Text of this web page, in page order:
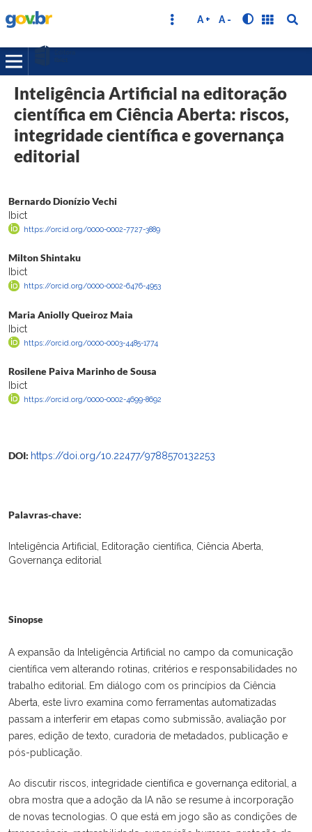
A + A -
Inteligência Artificial na editoração
científica em Ciência Aberta: riscos,
integridade científica e governança
editorial
Bernardo Dionízio Vechi
Ibict
https://orcid.org/0000-0002-7727-3889
Milton Shintaku
Ibict
https://orcid.org/0000-0002-6476-4953
Maria Aniolly Queiroz Maia
Ibict
https://orcid.org/0000-0003-4485-1774
Rosilene Paiva Marinho de Sousa
Ibict
https://orcid.org/0000-0002-4699-8692
DOI: https://doi.org/10.22477/9788570132253
Palavras-chave:
Inteligência Artificial, Editoração científica, Ciência Aberta,
Governança editorial
Sinopse
A expansão da Inteligência Artificial no campo da comunicação
científica vem alterando rotinas, critérios e responsabilidades no
trabalho editorial. Em diálogo com os princípios da Ciência
Aberta, este livro examina como ferramentas automatizadas
passam a interferir em etapas como submissão, avaliação por
pares, edição de texto, curadoria de metadados, publicação e
pós-publicação.
Ao discutir riscos, integridade científica e governança editorial, a
obra mostra que a adoção da IA não se resume à incorporação
de novas tecnologias. O que está em jogo são as condições de